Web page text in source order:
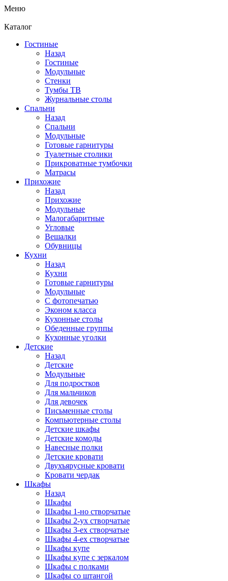
Меню
Каталог
Гостиные
Назад
Гостиные
Модульные
Стенки
Тумбы ТВ
Журнальные столы
Спальни
Назад
Спальни
Модульные
Готовые гарнитуры
Туалетные столики
Прикроватные тумбочки
Матрасы
Прихожие
Назад
Прихожие
Модульные
Малогабаритные
Угловые
Вешалки
Обувницы
Кухни
Назад
Кухни
Готовые гарнитуры
Модульные
С фотопечатью
Эконом класса
Кухонные столы
Обеденные группы
Кухонные уголки
Детские
Назад
Детские
Модульные
Для подростков
Для мальчиков
Для девочек
Письменные столы
Компьютерные столы
Детские шкафы
Детские комоды
Навесные полки
Детские кровати
Двухъярусные кровати
Кровати чердак
Шкафы
Назад
Шкафы
Шкафы 1-но створчатые
Шкафы 2-ух створчатые
Шкафы 3-ех створчатые
Шкафы 4-ех створчатые
Шкафы купе
Шкафы купе с зеркалом
Шкафы с полками
Шкафы со штангой